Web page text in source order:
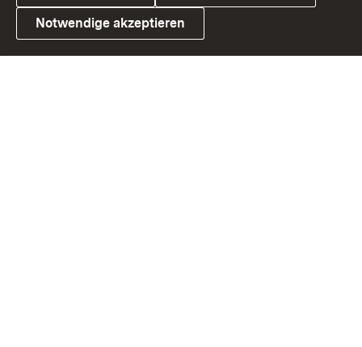
Link zum Landesportal
Notwendige akzeptieren